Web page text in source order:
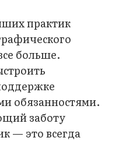
практик
больше.
обязанностями.
заботу
— это всегда